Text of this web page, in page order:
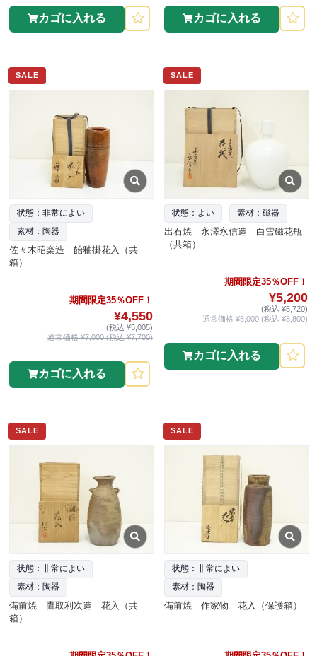
カゴに入れる カゴに入れる
SALE
状態：非常によい
素材：陶器
佐々木昭楽造 飴釉掛花入（共
箱）
期間限定35％OFF！
¥4,550
(税込 ¥5,005)
通常価格 ¥7,000 (税込 ¥7,700)
カゴに入れる
SALE
状態：よい 素材：磁器
出石焼 永澤永信造 白雪磁花瓶
（共箱）
期間限定35％OFF！
¥5,200
(税込 ¥5,720)
通常価格 ¥8,000 (税込 ¥8,800)
カゴに入れる
SALE
状態：非常によい
素材：陶器
備前焼 鷹取利次造 花入（共
箱）
SALE
状態：非常によい
素材：陶器
備前焼 作家物 花入（保護箱）